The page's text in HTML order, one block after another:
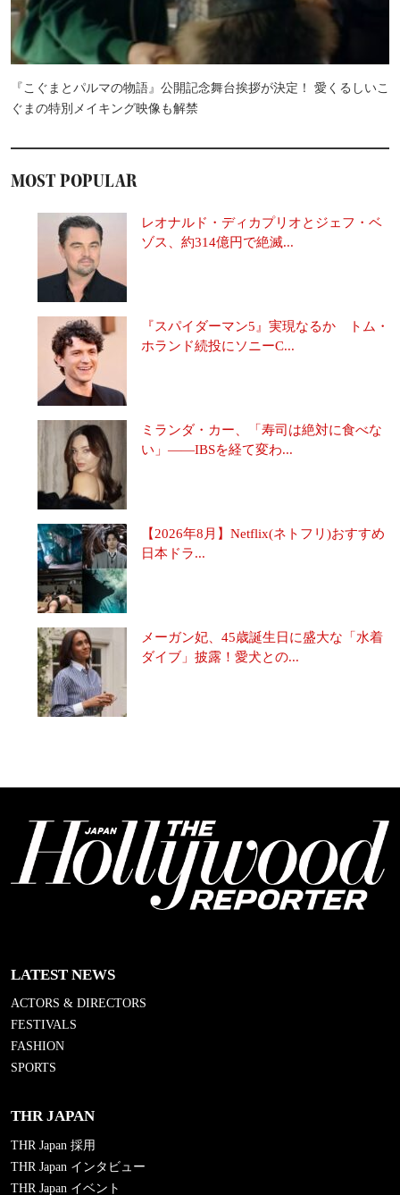
『こぐまとパルマの物語』公開記念舞台挨拶が決定！ 愛くるしいこ
ぐまの特別メイキング映像も解禁
MOST POPULAR
レオナルド・ディカプリオとジェフ・ベ
ゾス、約314億円で絶滅...
『スパイダーマン5』実現なるか トム・
ホランド続投にソニーC...
ミランダ・カー、「寿司は絶対に食べな
い」――IBSを経て変わ...
【2026年8月】Netflix(ネトフリ)おすすめ
日本ドラ...
メーガン妃、45歳誕生日に盛大な「水着
ダイブ」披露！愛犬との...
LATEST NEWS
ACTORS & DIRECTORS
FESTIVALS
FASHION
SPORTS
THR JAPAN
THR Japan 採用
THR Japan インタビュー
THR Japan イベント